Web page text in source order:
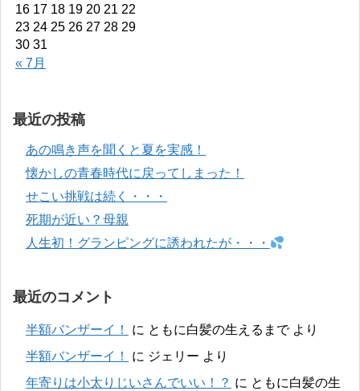
« 7月
16 17 18 19 20 21 22
23 24 25 26 27 28 29
30 31
最近の投稿
あの鳴き声を聞くと夏を実感！
懐かしの青春時代に戻ってしまった！
せこい挑戦は続く・・・
死期が近い？母親
人生初！グランピングに誘われたが・・・
最近のコメント
半額バンザーイ！ に ともに白髪の生えるまでより
半額バンザーイ！
に ジェリー より
年寄りは小太りじいさんでいい！？ に ともに白髪の生